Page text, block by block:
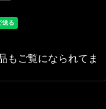
もご覧になられてま